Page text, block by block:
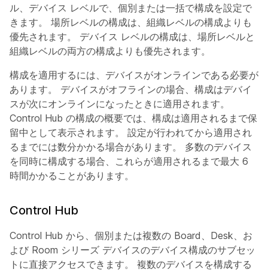
ル、デバイス レベルで、個別または一括で構成を設定で
きます。 場所レベルの構成は、組織レベルの構成よりも
優先されます。 デバイス レベルの構成は、場所レベルと
組織レベルの両方の構成よりも優先されます。
構成を適用するには、デバイスがオンラインである必要が
あります。 デバイスがオフラインの場合、構成はデバイ
スが次にオンラインになったときに適用されます。
Control Hub の構成の概要では、構成は適用されるまで保
留中として表示されます。 設定が行われてから適用され
るまでには数分かかる場合があります。 多数のデバイス
を同時に構成する場合、これらが適用されるまで最大 6
時間かかることがあります。
Control Hub
Control Hub から、個別または複数の Board、Desk、お
よび Room シリーズ デバイスのデバイス構成のサブセッ
トに直接アクセスできます。 複数のデバイスを構成する